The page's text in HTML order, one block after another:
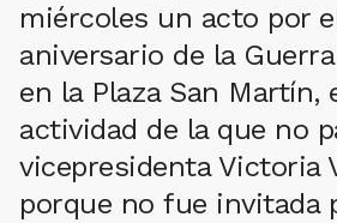
miércoles un acto por
aniversario de la
en la Plaza San Martín,
actividad de la que no
vicepresidenta Victoria
porque no fue invitada